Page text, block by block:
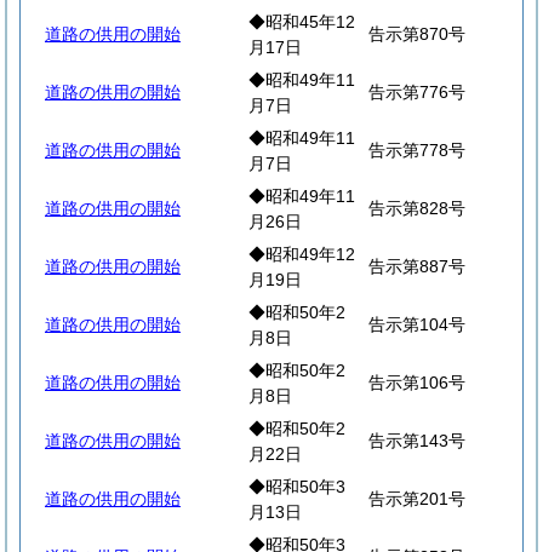
道路の供用の開始
◆昭和45年12
月17日
告示第870号
道路の供用の開始
◆昭和49年11
月7日
告示第776号
道路の供用の開始
◆昭和49年11
月7日
告示第778号
道路の供用の開始
◆昭和49年11
月26日
告示第828号
道路の供用の開始
◆昭和49年12
月19日
告示第887号
道路の供用の開始
◆昭和50年2
月8日
告示第104号
道路の供用の開始
◆昭和50年2
月8日
告示第106号
道路の供用の開始
◆昭和50年2
月22日
告示第143号
道路の供用の開始
◆昭和50年3
月13日
告示第201号
◆昭和50年3